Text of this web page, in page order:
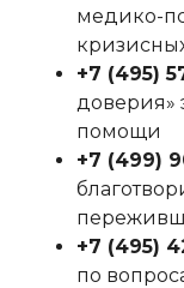
медико-
+7 (495)
доверия»
помощи
+7 (499)
+7 (495)
по